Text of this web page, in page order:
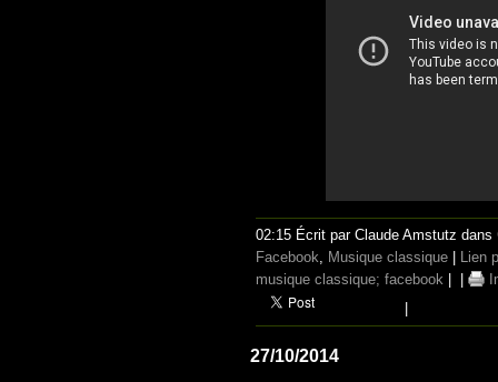
02:15 Écrit par Claude Amstutz dans
Facebook, Musique classique
Lien
musique classique; facebook
27/10/2014